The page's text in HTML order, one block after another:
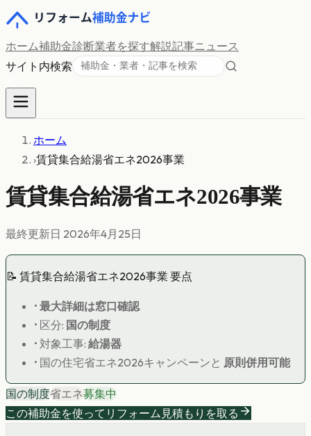
ホーム補助金診断業者を探す解説記事ニュース
サイト内検索
ホーム
›賃貸集合給湯省エネ2026事業
賃貸集合給湯省エネ2026事業
最終更新日 2026年4月25日
📝 賃貸集合給湯省エネ2026事業 要点
• 最大詳細は窓口確認
• 区分: 国の制度
• 対象工事: 給湯器
• 国の住宅省エネ2026キャンペーンと 原則併用可能
国の制度省エネ募集中
この補助金を使ってリフォーム見積もりを取る